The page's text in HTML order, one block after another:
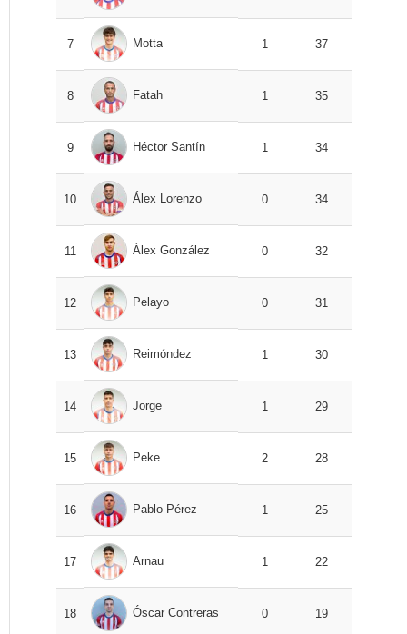
7 Motta 1 37
8 Fatah 1 35
9 Héctor Santín 1 34
10 Álex Lorenzo 0 34
11 Álex González 0 32
12 Pelayo 0 31
13 Reimóndez 1 30
14 Jorge 1 29
15 Peke 2 28
16 Pablo Pérez 1 25
17 Arnau 1 22
18 Óscar Contreras 0 19